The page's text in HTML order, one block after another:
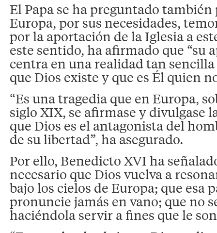
El Papa se ha preguntado
Europa, por sus necesidades,
por la aportación de la Iglesia a
este sentido, ha afirmado que “su
centra en una realidad tan
que Dios existe y que es Él quien
“Es una tragedia que en Europa,
siglo XIX, se afirmase y divulgase
que Dios es el antagonista del
de su libertad”, ha asegurado.
Por ello, Benedicto XVI ha
necesario que Dios vuelva a
bajo los cielos de Europa; que esa
pronuncie jamás en vano; que no
haciéndola servir a fines que le